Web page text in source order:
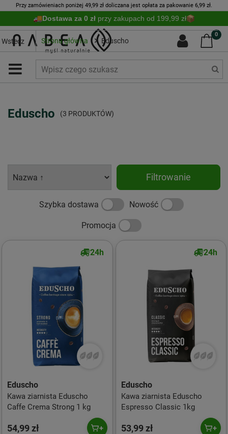
Przy zamówieniach poniżej 49,99 zł doliczana jest opłata za pakowanie 6,99 zł.
Dostawa za 0 zł przy zakupach od 199,99 zł
0
Wstecz Strona główna Eduscho
Eduscho (3 PRODUKTÓW)
Filtrowanie
Szybka dostawa Nowość
Promocja
24h
Eduscho
Kawa ziarnista Eduscho
Caffe Crema Strong 1 kg
54,99 zł
24h
Eduscho
Kawa ziarnista Eduscho
Espresso Classic 1kg
53,99 zł